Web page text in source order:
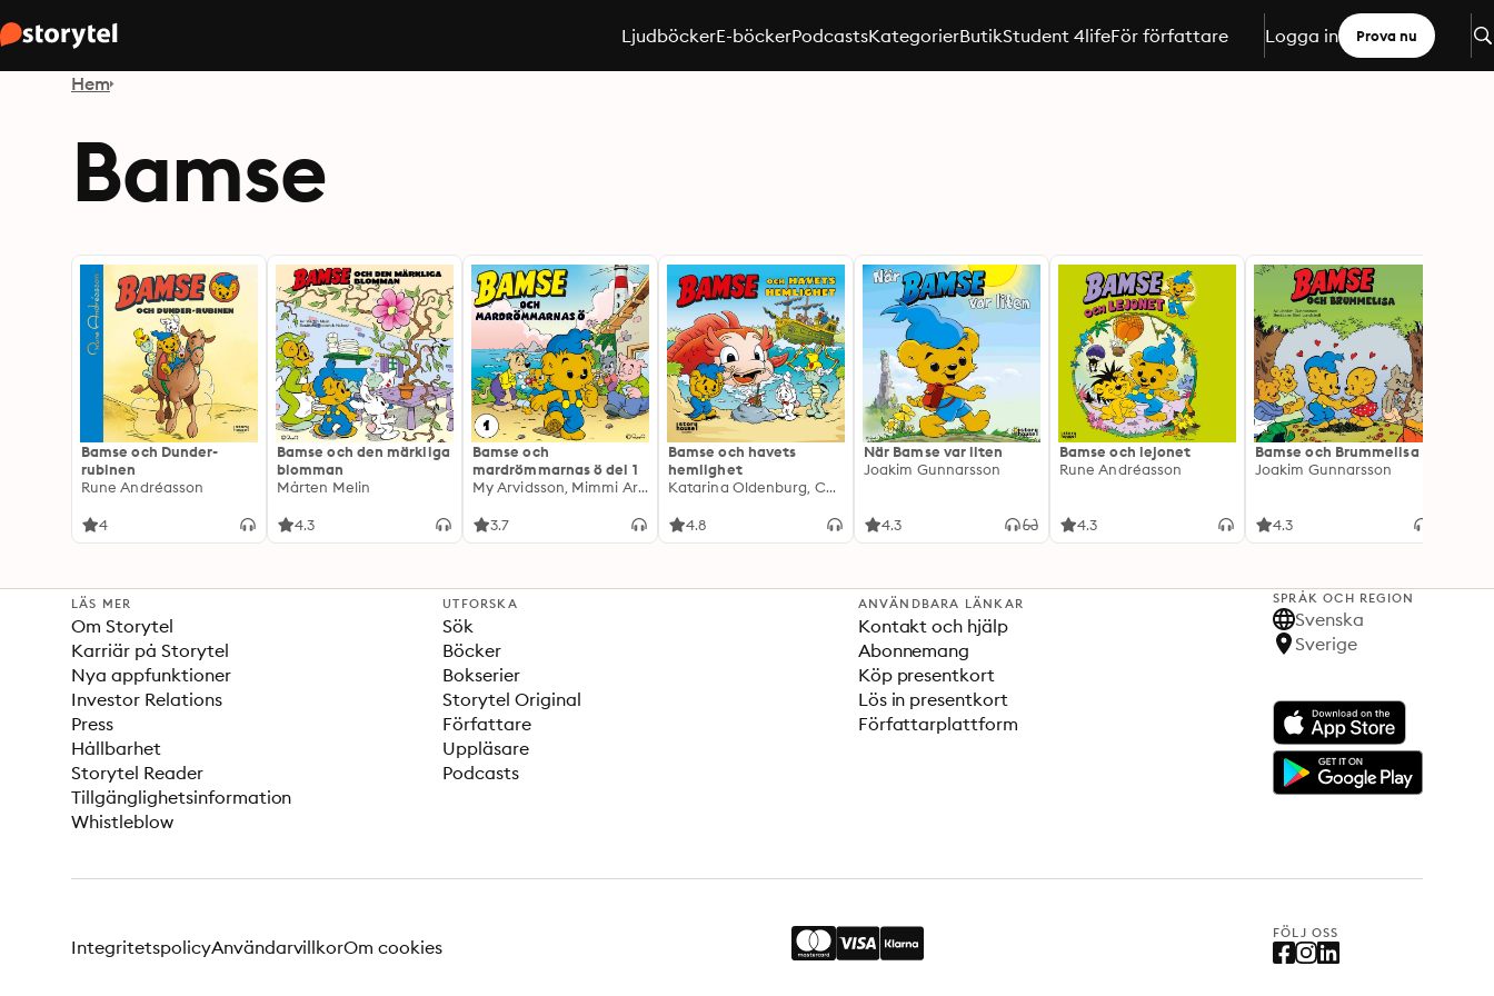
LjudböckerE-böckerPodcastsKategorierButikStudent 4lifeFör författare Logga in Prova nu
Hem
Bamse
Bamse och Dunder-
rubinen
Rune Andréasson
4
Bamse och den märkliga
blomman
Mårten Melin
4.3
Bamse och
mardrömmarnas ö del 1
My Arvidsson, Mimmi Arviddson
3.7
Bamse och havets
hemlighet
Katarina Oldenburg, Calle Marthin, Mikael Syrén
4.8
När Bamse var liten
Joakim Gunnarsson
4.3
Bamse och lejonet
Rune Andréasson
4.3
Bamse och Brummelisa
Joakim Gunnarsson
4.3
LÄS MER
Om Storytel
Karriär på Storytel
Nya appfunktioner
Investor Relations
Press
Hållbarhet
Storytel Reader
Tillgänglighetsinformation
Whistleblow
UTFORSKA
Sök
Böcker
Bokserier
Storytel Original
Författare
Uppläsare
Podcasts
ANVÄNDBARA LÄNKAR
Kontakt och hjälp
Abonnemang
Köp presentkort
Lös in presentkort
Författarplattform
SPRÅK OCH REGION
Svenska
Sverige
FÖLJ OSS
IntegritetspolicyAnvändarvillkorOm cookies